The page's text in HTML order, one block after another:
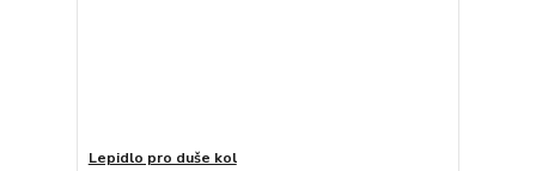
Lepidlo pro duše kol